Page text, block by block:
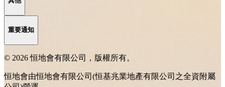
重要通知
© 2026 恒地會有限公司，版權所有。
恒地會由恒地會有限公司(恒基兆業地產有限公司之全資附屬